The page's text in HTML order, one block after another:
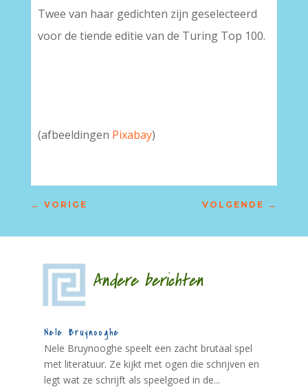
Twee van haar gedichten zijn geselecteerd
voor de tiende editie van de Turing Top 100.
(afbeeldingen Pixabay)
← VORIGE VOLGENDE →
Andere berichten
Nele Bruynooghe
Nele Bruynooghe speelt een zacht brutaal spel
met literatuur. Ze kijkt met ogen die schrijven en
legt wat ze schrijft als speelgoed in de...